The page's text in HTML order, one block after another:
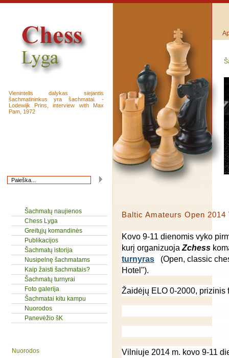
Vienintelis dalykas siejantis
šachmatininkus yra šachmatai. -
Lodewijk Prins, interview with Max
Pam, 1972
Šachmatų naujienos
Chess Lyga
Greitųjų komandinės
Publikacijos
Šachmatų istorija
Nusipelnę šachmatams
Kaip žaisti šachmatais?
Šachmatų turnyrai
Foto galerija
Šachmatai kitu kampu
Nuorodos
Panevėžio šK
Nuorodos
Baltic Amateurs Open 2014
Kovo 9-11 dienomis vyko
kurį organizuoja Zchess
turnyras
(Open, classic
Hotel").
Žaidėjų ELO 0-2000, prizinis
Vilniuje 2014 m. kovo 9-11